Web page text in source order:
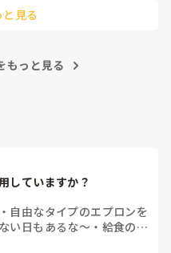
見る
もっと見る
していますか？
・ 自由なタイプのエプロンを
い日もあるな～ ・ 給食のと